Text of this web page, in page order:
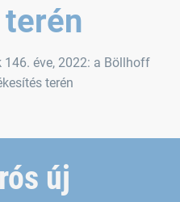
146. éve, 2022: a Böllhoff
terén
új